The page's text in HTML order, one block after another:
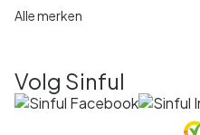
Alle merken
Volg Sinful